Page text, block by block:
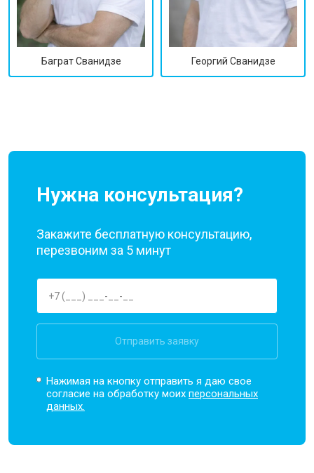
Баграт Сванидзе Георгий Сванидзе
Нужна консультация?
Закажите бесплатную консультацию,
перезвоним за 5 минут
Отправить заявку
Нажимая на кнопку отправить я даю свое
согласие на обработку моихперсональных
данных.